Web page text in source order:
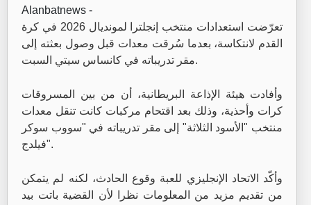
Alanbatnews -
تعرّضت استعدادات منتخب إنجلترا لمونديال 2026 في كرة
القدم لانتكاسة، بعدما سُرقت معدات قبل وصول بعثته إلى
مقر تدريباته في كانساس سيتي السبت.
وأفادت هيئة الإذاعة البريطانية، أن من بين المسروقات
كرات وأحذية، وذلك بعد اقتحام مركبات كانت تنقل معدات
منتخب "الأسود الثلاثة" إلى مقر تدريباته في "سووب سوكر
فيلدج".
وأكّد الاتحاد الإنجليزي للعبة وقوع الحادث، لكنه لم يتمكن
من تقديم مزيد من المعلومات نظرا لأن القضية باتت بيد